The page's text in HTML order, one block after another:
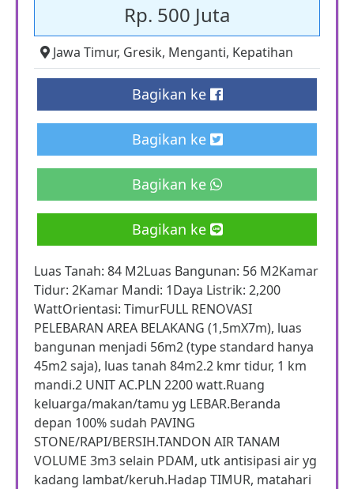
Rp. 500 Juta
Jawa Timur, Gresik, Menganti, Kepatihan
Bagikan ke
Bagikan ke
Bagikan ke
Bagikan ke
Luas Tanah: 84 M2Luas Bangunan: 56 M2Kamar
Tidur: 2Kamar Mandi: 1Daya Listrik: 2,200
WattOrientasi: TimurFULL RENOVASI
PELEBARAN AREA BELAKANG (1,5mX7m), luas
bangunan menjadi 56m2 (type standard hanya
45m2 saja), luas tanah 84m2.2 kmr tidur, 1 km
mandi.2 UNIT AC.PLN 2200 watt.Ruang
keluarga/makan/tamu yg LEBAR.Beranda
depan 100% sudah PAVING
STONE/RAPI/BERSIH.TANDON AIR TANAM
VOLUME 3m3 selain PDAM, utk antisipasi air yg
kadang lambat/keruh.Hadap TIMUR, matahari